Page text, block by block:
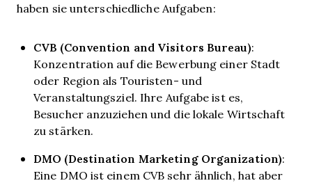
haben sie unterschiedliche Aufgaben:
CVB (Convention and Visitors Bureau):
Konzentration auf die Bewerbung einer Stadt
oder Region als Touristen- und
Veranstaltungsziel. Ihre Aufgabe ist es,
Besucher anzuziehen und die lokale Wirtschaft
zu stärken.
DMO (Destination Marketing Organization):
Eine DMO ist einem CVB sehr ähnlich, hat aber